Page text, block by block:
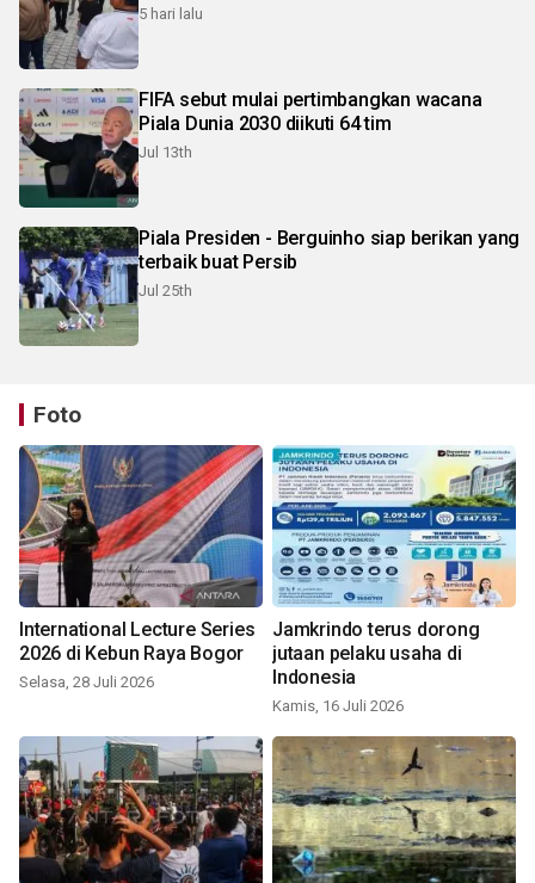
5 hari lalu
FIFA sebut mulai pertimbangkan wacana
Piala Dunia 2030 diikuti 64 tim
Jul 13th
Piala Presiden - Berguinho siap berikan yang
terbaik buat Persib
Jul 25th
Foto
International Lecture Series
2026 di Kebun Raya Bogor
Selasa, 28 Juli 2026
Jamkrindo terus dorong
jutaan pelaku usaha di
Indonesia
Kamis, 16 Juli 2026